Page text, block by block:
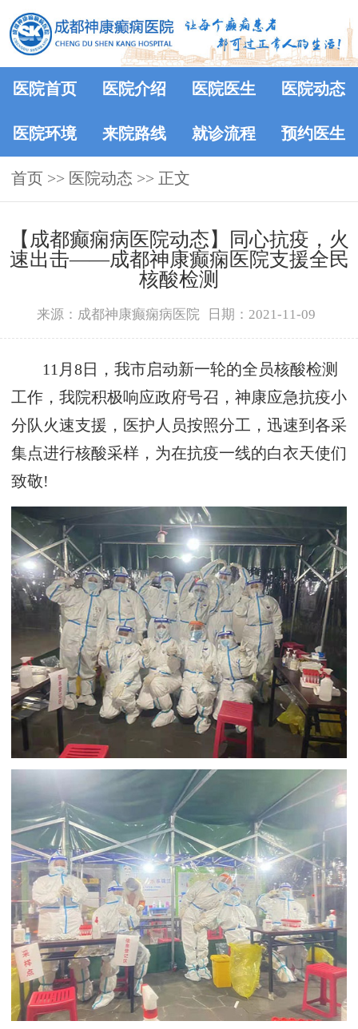
医院首页 医院介绍 医院医生 医院动态
医院环境 来院路线 就诊流程 预约医生
首页 >> 医院动态 >> 正文
【成都癫痫病医院动态】同心抗疫，火
速出击——成都神康癫痫医院支援全民
核酸检测
来源：成都神康癫痫病医院 日期：2021-11-09
11月8日，我市启动新一轮的全员核酸检测
工作，我院积极响应政府号召，神康应急抗疫小
分队火速支援，医护人员按照分工，迅速到各采
集点进行核酸采样，为在抗疫一线的白衣天使们
致敬!